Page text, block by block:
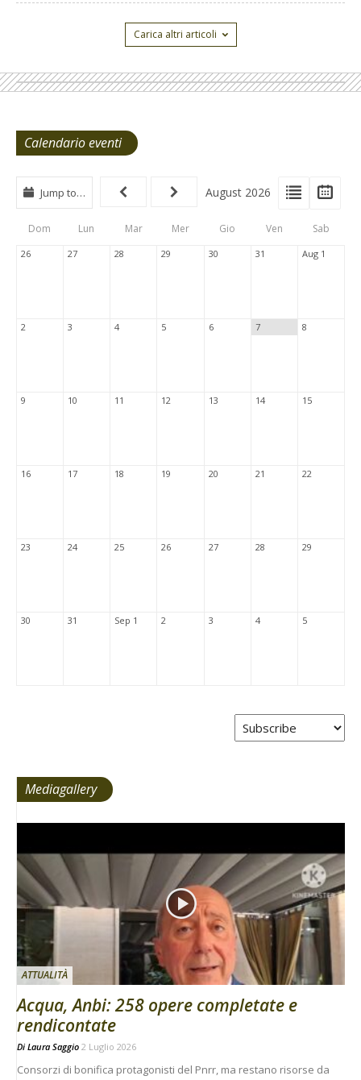
Carica altri articoli
Calendario eventi
View
Type
Tabs
View
List
Jump to… August 2026
Dom Lun Mar Mer Gio Ven Sab
26 27 28 29 30 31 Aug 1
2 3 4 5 6 7 8
9 10 11 12 13 14 15
16 17 18 19 20 21 22
23 24 25 26 27 28 29
30 31 Sep 1 2 3 4 5
Mediagallery
ATTUALITÀ
Acqua, Anbi: 258 opere completate e
rendicontate
Di Laura Saggio 2 Luglio 2026
Consorzi di bonifica protagonisti del Pnrr, ma restano risorse da